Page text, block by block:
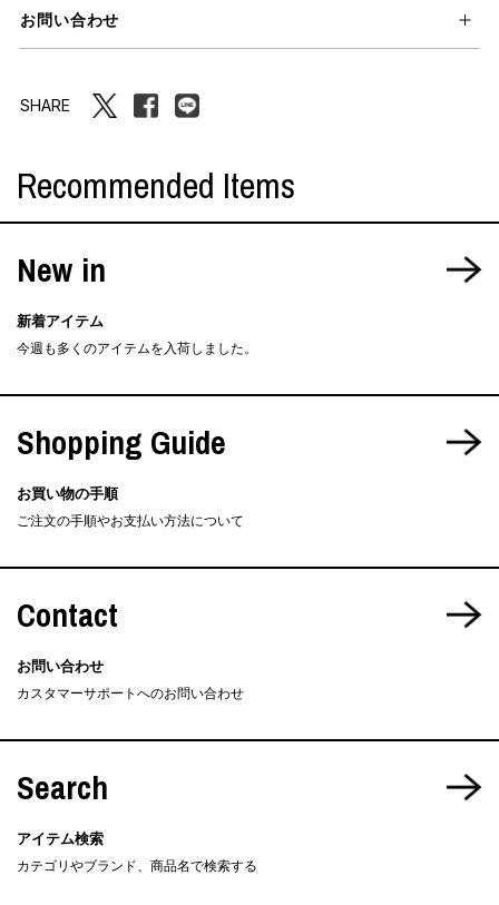
お問い合わせ
SHARE
Recommended Items
New in
新着アイテム
今週も多くのアイテムを入荷しました。
Shopping Guide
お買い物の手順
ご注文の手順やお支払い方法について
Contact
お問い合わせ
カスタマーサポートへのお問い合わせ
Search
アイテム検索
カテゴリやブランド、商品名で検索する